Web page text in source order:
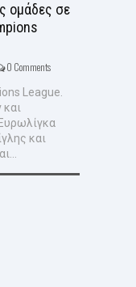
ομάδες σε
0 Comments
League.
και
και